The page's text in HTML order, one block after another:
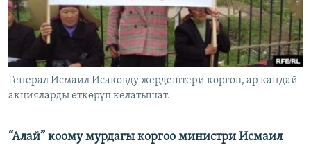
ЭЕ/АРнун бардык сайттары
Генерал Исмаил Исаковду жердештери коргоп, ар кандай
акцияларды өткөрүп келатышат.
“Алай” коому мурдагы коргоо министри Исмаил